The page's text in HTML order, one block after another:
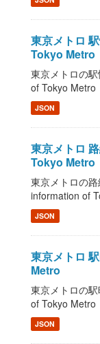
東京メトロ
Tokyo Metro
東京メトロの
of Tokyo Metro
JSON
東京メトロ
Tokyo Metro
東京メトロの
information of
JSON
東京メトロ
Metro
東京メトロの
of Tokyo Metro
JSON